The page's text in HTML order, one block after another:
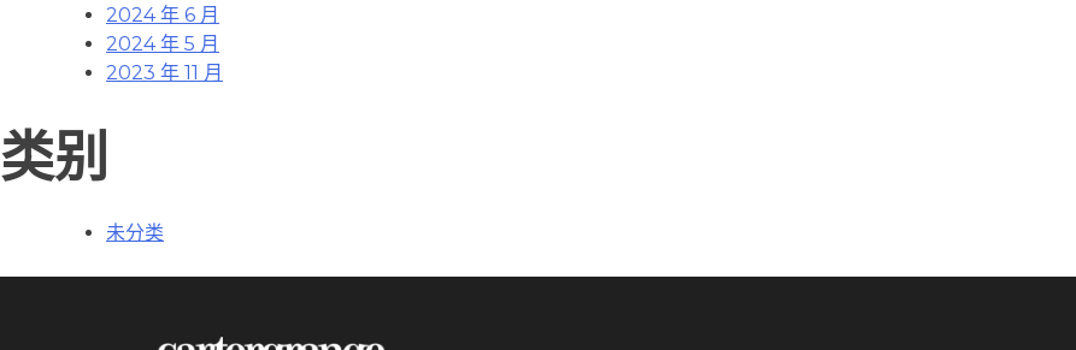
2024 年 6 月
2024 年 5 月
2023 年 11 月
类别
未分类